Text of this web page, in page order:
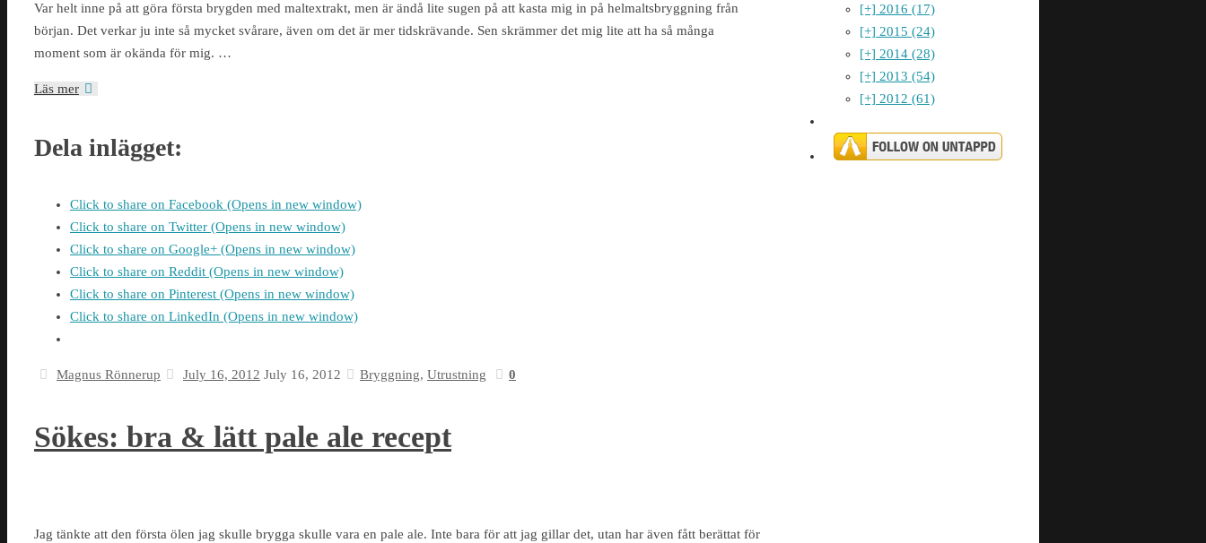
Var helt inne på att göra första brygden med maltextrakt, men är ändå lite sugen på att kasta mig in på helmaltsbryggning från
början. Det verkar ju inte så mycket svårare, även om det är mer tidskrävande. Sen skrämmer det mig lite att ha så många
moment som är okända för mig. …
Läs mer
Dela inlägget:
Click to share on Facebook (Opens in new window)
Click to share on Twitter (Opens in new window)
Click to share on Google+ (Opens in new window)
Click to share on Reddit (Opens in new window)
Click to share on Pinterest (Opens in new window)
Click to share on LinkedIn (Opens in new window)
Magnus Rönnerup July 16, 2012 July 16, 2012 Bryggning, Utrustning 0
Sökes: bra & lätt pale ale recept
Jag tänkte att den första ölen jag skulle brygga skulle vara en pale ale. Inte bara för att jag gillar det, utan har även fått berättat för
[+] 2016 (17)
[+] 2015 (24)
[+] 2014 (28)
[+] 2013 (54)
[+] 2012 (61)